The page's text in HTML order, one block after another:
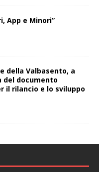
App e Minori”
della Valbasento, a
del documento
il rilancio e lo sviluppo